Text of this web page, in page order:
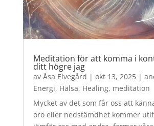
Meditation för att komma i
ditt högre jag
av Åsa Elvegård | okt 13, 2025|
Energi, Hälsa, Healing, meditation
Mycket av det som får oss att
oro eller nedstämdhet kommer